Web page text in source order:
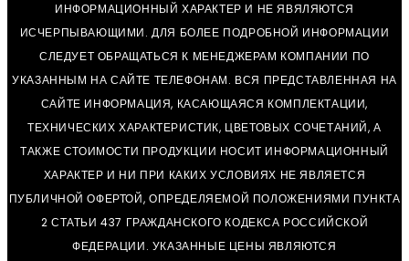
ИНФОРМАЦИОННЫЙ ХАРАКТЕР И НЕ ЯВЯЛЯЮТСЯ
ИСЧЕРПЫВАЮЩИМИ. ДЛЯ БОЛЕЕ ПОДРОБНОЙ ИНФОРМАЦИИ
СЛЕДУЕТ ОБРАЩАТЬСЯ К МЕНЕДЖЕРАМ КОМПАНИИ ПО
УКАЗАННЫМ НА САЙТЕ ТЕЛЕФОНАМ. ВСЯ ПРЕДСТАВЛЕННАЯ НА
САЙТЕ ИНФОРМАЦИЯ, КАСАЮЩАЯСЯ КОМПЛЕКТАЦИИ,
ТЕХНИЧЕСКИХ ХАРАКТЕРИСТИК, ЦВЕТОВЫХ СОЧЕТАНИЙ, А
ТАКЖЕ СТОИМОСТИ ПРОДУКЦИИ НОСИТ ИНФОРМАЦИОННЫЙ
ХАРАКТЕР И НИ ПРИ КАКИХ УСЛОВИЯХ НЕ ЯВЛЯЕТСЯ
ПУБЛИЧНОЙ ОФЕРТОЙ, ОПРЕДЕЛЯЕМОЙ ПОЛОЖЕНИЯМИ ПУНКТА
2 СТАТЬИ 437 ГРАЖДАНСКОГО КОДЕКСА РОССИЙСКОЙ
ФЕДЕРАЦИИ. УКАЗАННЫЕ ЦЕНЫ ЯВЛЯЮТСЯ